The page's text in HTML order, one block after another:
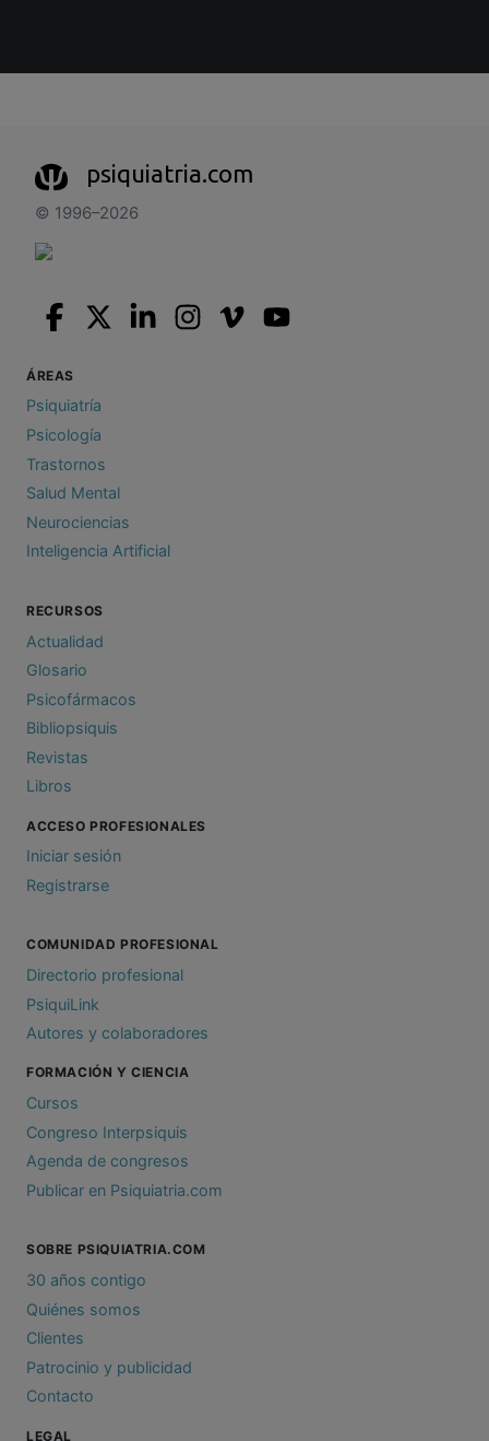
psiquiatria.com
© 1996–2026
ÁREAS
Psiquiatría
Psicología
Trastornos
Salud Mental
Neurociencias
Inteligencia Artificial
RECURSOS
Actualidad
Glosario
Psicofármacos
Bibliopsiquis
Revistas
Libros
ACCESO PROFESIONALES
Iniciar sesión
Registrarse
COMUNIDAD PROFESIONAL
Directorio profesional
PsiquiLink
Autores y colaboradores
FORMACIÓN Y CIENCIA
Cursos
Congreso Interpsiquis
Agenda de congresos
Publicar en Psiquiatria.com
SOBRE PSIQUIATRIA.COM
30 años contigo
Quiénes somos
Clientes
Patrocinio y publicidad
Contacto
LEGAL